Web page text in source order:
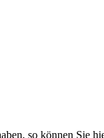
so können Sie